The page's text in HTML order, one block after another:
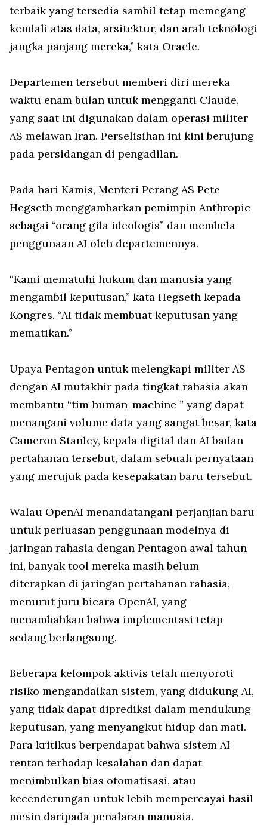
terbaik yang tersedia sambil tetap memegang
kendali atas data, arsitektur, dan arah teknologi
jangka panjang mereka,” kata Oracle.
Departemen tersebut memberi diri mereka
waktu enam bulan untuk mengganti Claude,
yang saat ini digunakan dalam operasi militer
AS melawan Iran. Perselisihan ini kini berujung
pada persidangan di pengadilan.
Pada hari Kamis, Menteri Perang AS Pete
Hegseth menggambarkan pemimpin Anthropic
sebagai “orang gila ideologis” dan membela
penggunaan AI oleh departemennya.
“Kami mematuhi hukum dan manusia yang
mengambil keputusan,” kata Hegseth kepada
Kongres. “AI tidak membuat keputusan yang
mematikan.”
Upaya Pentagon untuk melengkapi militer AS
dengan AI mutakhir pada tingkat rahasia akan
membantu “tim human-machine ” yang dapat
menangani volume data yang sangat besar, kata
Cameron Stanley, kepala digital dan AI badan
pertahanan tersebut, dalam sebuah pernyataan
yang merujuk pada kesepakatan baru tersebut.
Walau OpenAI menandatangani perjanjian baru
untuk perluasan penggunaan modelnya di
jaringan rahasia dengan Pentagon awal tahun
ini, banyak tool mereka masih belum
diterapkan di jaringan pertahanan rahasia,
menurut juru bicara OpenAI, yang
menambahkan bahwa implementasi tetap
sedang berlangsung.
Beberapa kelompok aktivis telah menyoroti
risiko mengandalkan sistem, yang didukung AI,
yang tidak dapat diprediksi dalam mendukung
keputusan, yang menyangkut hidup dan mati.
Para kritikus berpendapat bahwa sistem AI
rentan terhadap kesalahan dan dapat
menimbulkan bias otomatisasi, atau
kecenderungan untuk lebih mempercayai hasil
mesin daripada penalaran manusia.